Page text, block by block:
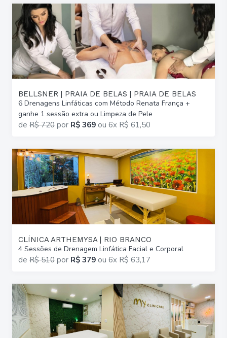
BELLSNER | PRAIA DE BELAS | PRAIA DE BELAS
6 Drenagens Linfáticas com Método Renata França +
ganhe 1 sessão extra ou Limpeza de Pele
de R$ 720 por R$ 369 ou 6x R$ 61,50
CLÍNICA ARTHEMYSA | RIO BRANCO
4 Sessões de Drenagem Linfática Facial e Corporal
de R$ 510 por R$ 379 ou 6x R$ 63,17